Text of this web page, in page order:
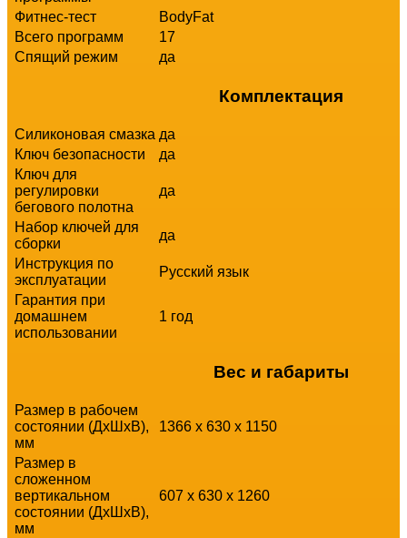
Фитнес-тест
BodyFat
Всего программ
17
Спящий режим
да
Комплектация
Силиконовая смазка да
Ключ безопасности
да
Ключ для
регулировки
бегового полотна
да
Набор ключей для
сборки
да
Инструкция по
эксплуатации
Русский язык
Гарантия при
домашнем
использовании
1 год
Вес и габариты
Размер в рабочем
состоянии (ДхШхВ),
мм
1366 x 630 x 1150
Размер в
сложенном
вертикальном
состоянии (ДхШхВ),
мм
607 x 630 x 1260